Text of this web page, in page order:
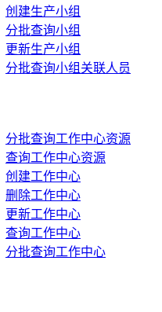
创建生产小组
分批查询小组
更新生产小组
分批查询小组关联人员
分批查询工作中心资源
查询工作中心资源
创建工作中心
删除工作中心
更新工作中心
查询工作中心
分批查询工作中心